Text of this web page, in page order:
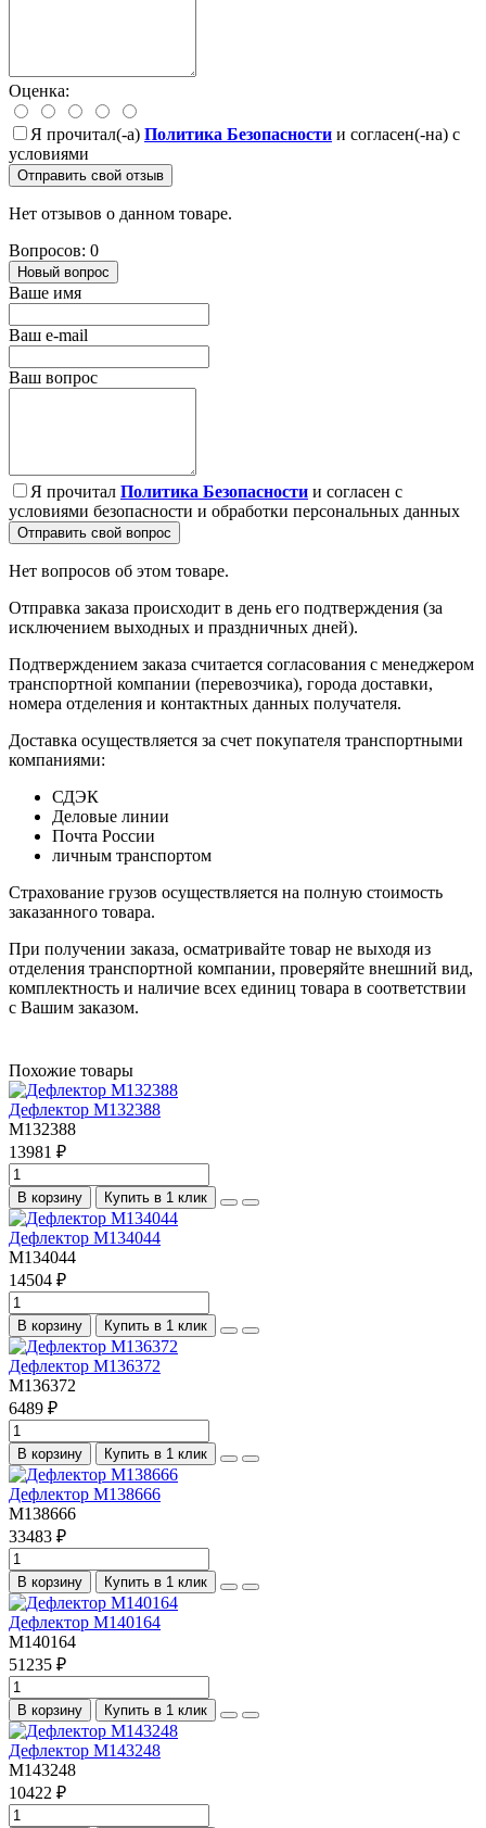
Оценка:
Я прочитал(-а) Политика Безопасности и согласен(-на) с
условиями
Отправить свой отзыв
Нет отзывов о данном товаре.
Вопросов: 0
Новый вопрос
Ваше имя
Ваш e-mail
Ваш вопрос
Я прочитал Политика Безопасности и согласен с
условиями безопасности и обработки персональных данных
Отправить свой вопрос
Нет вопросов об этом товаре.
Отправка заказа происходит в день его подтверждения (за
исключением выходных и праздничных дней).
Подтверждением заказа считается согласования с менеджером
транспортной компании (перевозчика), города доставки,
номера отделения и контактных данных получателя.
Доставка осуществляется за счет покупателя транспортными
компаниями:
СДЭК
Деловые линии
Почта России
личным транспортом
Страхование грузов осуществляется на полную стоимость
заказанного товара.
При получении заказа, осматривайте товар не выходя из
отделения транспортной компании, проверяйте внешний вид,
комплектность и наличие всех единиц товара в соответствии
с Вашим заказом.
Похожие товары
Дефлектор M132388
M132388
13981 ₽
В корзину Купить в 1 клик
Дефлектор M134044
M134044
14504 ₽
В корзину Купить в 1 клик
Дефлектор M136372
M136372
6489 ₽
В корзину Купить в 1 клик
Дефлектор M138666
M138666
33483 ₽
В корзину Купить в 1 клик
Дефлектор M140164
M140164
51235 ₽
В корзину Купить в 1 клик
Дефлектор M143248
M143248
10422 ₽